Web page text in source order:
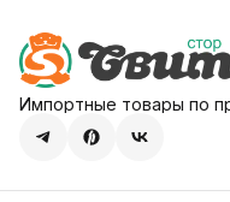
Импортные товары по